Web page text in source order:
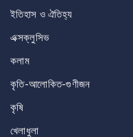
ইতিহাস ও ঐতিহ্য
এক্সক্লুসিভ
কলাম
কৃতি-আলোকিত-গুণীজন
কৃষি
খেলাধুলা